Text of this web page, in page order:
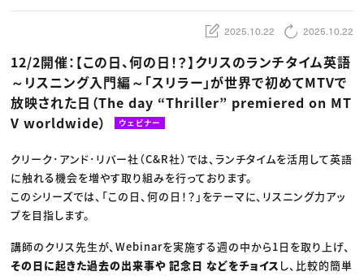
ディレクション
ゲームクリエイター
クリエイターインタビュー
C＆R Magazine
ニュース・トレンド トップ
Web
映像
ゲーム・エンタメ
広告
出版
CREATIVE VILLAGEからのお知らせ
プロフェッショナル×つながる×メディア
2025.10.22 2025.10.22
12/2開催：【この日、何の日！？】クリスのランチタイム英語
～リスニング入門編～「スリラー」が世界で初めてMTVで
放映された日（The day “Thriller” premiered on MT
V worldwide）
ウェビナー
クリーク･アンド･リバー社（C&R社）では、ランチタイムを活用して英語
に触れる機会を増やす取り組みを行っております。
このシリーズでは、「この日、何の日！？」をテーマに、リスニング力アッ
プを目指します。
講師のクリス先生が、Webinarを実施する週の中から1日を取り上げ、
その日に起きた過去の出来事や 記念日 などをチョイス し、比較的簡単